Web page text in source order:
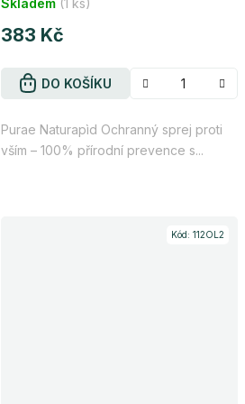
383 Kč
DO KOŠÍKU
Purae Naturapìd Ochranný sprej proti
vším – 100% přírodní prevence s...
Kód: 112OL2